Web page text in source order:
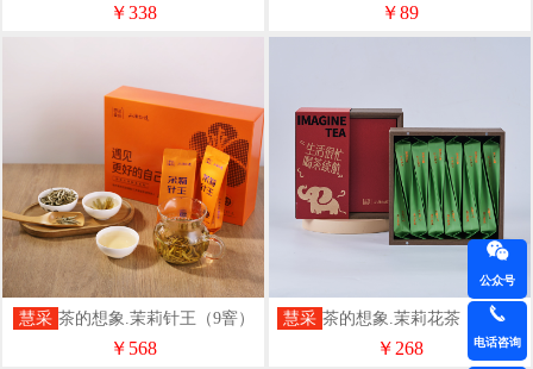
￥338 ￥89
慧采 茶的想象.茉莉针王（9窨）
￥568
慧采 茶的想象.茉莉花茶（7窨/茶
趣礼盒装）
￥268
公众号
电话咨询